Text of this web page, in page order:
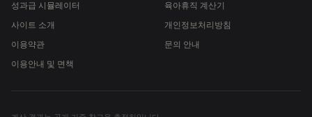
성과급 시뮬레이터
육아휴직 계산기
사이트 소개
개인정보처리방침
이용약관
문의 안내
이용안내 및 면책